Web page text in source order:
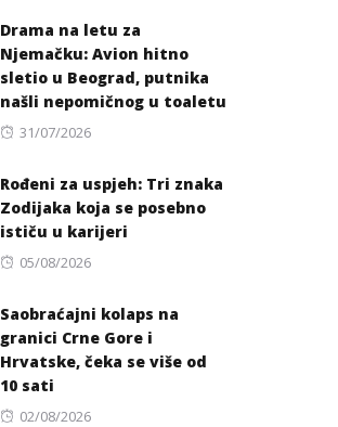
Drama na letu za
Njemačku: Avion hitno
sletio u Beograd, putnika
našli nepomičnog u toaletu
Posted
31/07/2026
Rođeni za uspjeh: Tri znaka
Zodijaka koja se posebno
ističu u karijeri
Posted
05/08/2026
Saobraćajni kolaps na
granici Crne Gore i
Hrvatske, čeka se više od
10 sati
Posted
02/08/2026